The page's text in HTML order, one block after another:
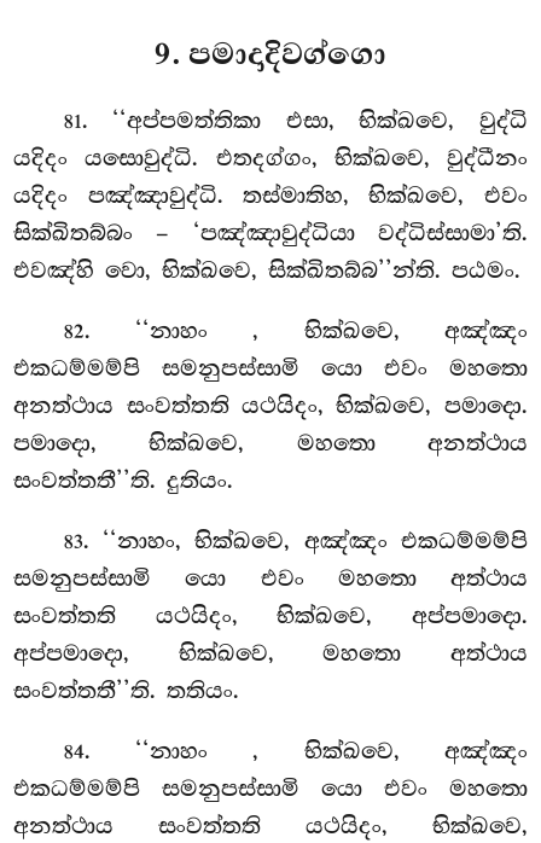
9. පමාදාදිවග්ගො
81. ‘‘අප්පමත්තිකා එසා, භික්ඛවෙ, වුද්ධි
යදිදං යසොවුද්ධි. එතදග්ගං, භික්ඛවෙ, වුද්ධීනං
යදිදං පඤ්ඤාවුද්ධි. තස්මාතිහ, භික්ඛවෙ, එවං
සික්ඛිතබ්බං – ‘පඤ්ඤාවුද්ධියා වද්ධිස්සාමා’ති.
එවඤ්හි වො, භික්ඛවෙ, සික්ඛිතබ්බ’’න්ති. පඨමං.
82. ‘‘නාහං, භික්ඛවෙ, අඤ්ඤං
එකධම්මම්පි සමනුපස්සාමි යො එවං මහතො
අනත්ථාය සංවත්තති යථයිදං, භික්ඛවෙ, පමාදො.
පමාදො, භික්ඛවෙ, මහතො අනත්ථාය
සංවත්තතී’’ති. දුතියං.
83. ‘‘නාහං, භික්ඛවෙ, අඤ්ඤං එකධම්මම්පි
සමනුපස්සාමි යො එවං මහතො අත්ථාය
සංවත්තති යථයිදං, භික්ඛවෙ, අප්පමාදො.
අප්පමාදො, භික්ඛවෙ, මහතො අත්ථාය
සංවත්තතී’’ති. තතියං.
84. ‘‘නාහං, භික්ඛවෙ, අඤ්ඤං
එකධම්මම්පි සමනුපස්සාමි යො එවං මහතො
අනත්ථාය සංවත්තති යථයිදං, භික්ඛවෙ,